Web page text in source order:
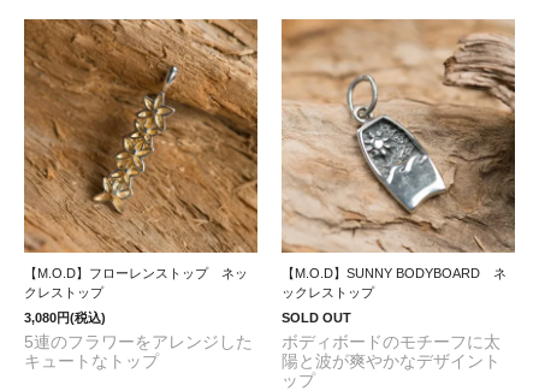
【M.O.D】フローレンストップ ネッ
クレストップ
3,080円(税込)
5連のフラワーをアレンジした
キュートなトップ
【M.O.D】SUNNY BODYBOARD ネ
ックレストップ
SOLD OUT
ボディボードのモチーフに太
陽と波が爽やかなデザイント
ップ